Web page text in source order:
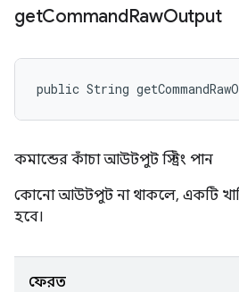
getCommandRawOutput
public String
কমান্ডের কাঁচা আউটপুট স্ট্রিং পান
কোনো আউটপুট না থাকলে, একটি
হবে।
ফেরত